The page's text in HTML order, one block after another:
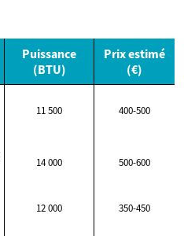
Puissance
(BTU)
Prix estimé
(€)
11 500 400-500
14 000 500-600
12 000 350-450